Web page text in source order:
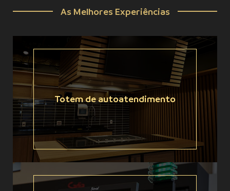
As Melhores Experiências
Totem de autoatendimento